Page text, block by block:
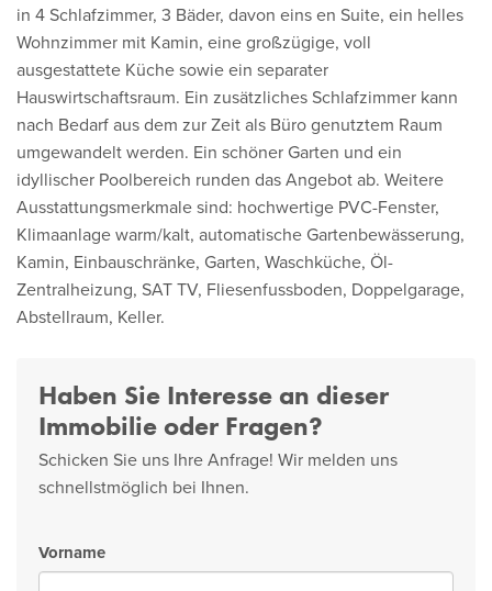
in 4 Schlafzimmer, 3 Bäder, davon eins en Suite, ein helles
Wohnzimmer mit Kamin, eine großzügige, voll
ausgestattete Küche sowie ein separater
Hauswirtschaftsraum. Ein zusätzliches Schlafzimmer kann
nach Bedarf aus dem zur Zeit als Büro genutztem Raum
umgewandelt werden. Ein schöner Garten und ein
idyllischer Poolbereich runden das Angebot ab. Weitere
Ausstattungsmerkmale sind: hochwertige PVC-Fenster,
Klimaanlage warm/kalt, automatische Gartenbewässerung,
Kamin, Einbauschränke, Garten, Waschküche, Öl-
Zentralheizung, SAT TV, Fliesenfussboden, Doppelgarage,
Abstellraum, Keller.
Haben Sie Interesse an dieser
Immobilie oder Fragen?
Schicken Sie uns Ihre Anfrage! Wir melden uns
schnellstmöglich bei Ihnen.
Vorname